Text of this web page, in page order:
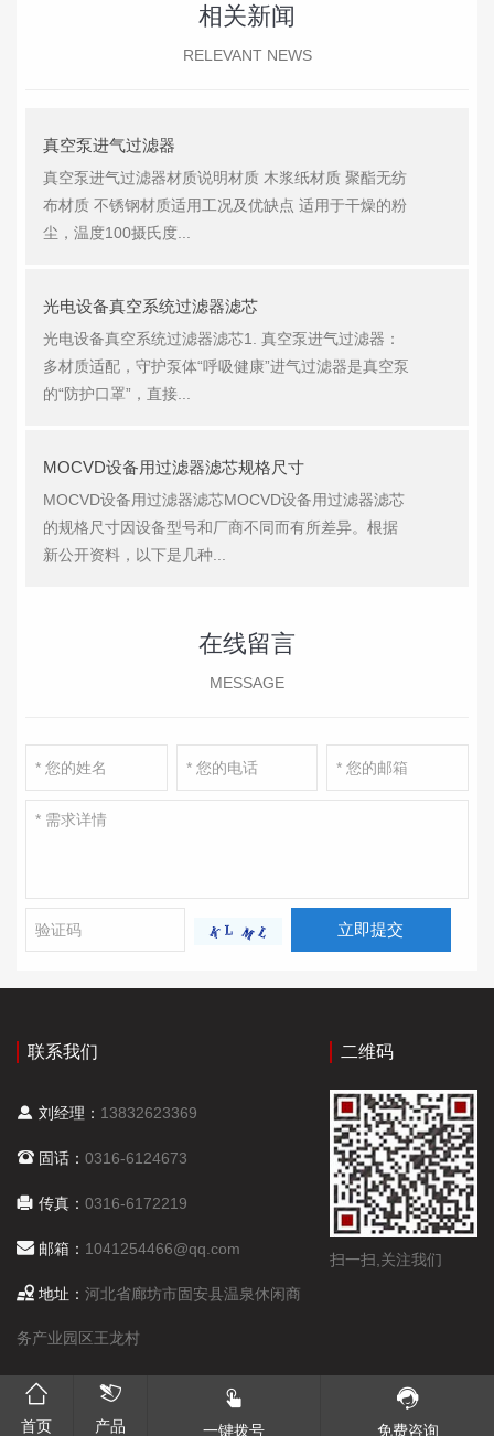
相关新闻
RELEVANT NEWS
真空泵进气过滤器
真空泵进气过滤器材质说明材质 木浆纸材质 聚酯无纺
布材质 不锈钢材质适用工况及优缺点 适用于干燥的粉
尘，温度100摄氏度...
光电设备真空系统过滤器滤芯
光电设备真空系统过滤器滤芯1. 真空泵进气过滤器：
多材质适配，守护泵体“呼吸健康”进气过滤器是真空泵
的“防护口罩”，直接...
MOCVD设备用过滤器滤芯规格尺寸
MOCVD设备用过滤器滤芯MOCVD设备用过滤器滤芯
的规格尺寸因设备型号和厂商不同而有所差异。根据
新公开资料，以下是几种...
在线留言
MESSAGE
立即提交
联系我们
刘经理： 13832623369
固话： 0316-6124673
传真： 0316-6172219
邮箱： 1041254466@qq.com
地址： 河北省廊坊市固安县温泉休闲商
务产业园区王龙村
二维码
扫一扫,关注我们
首页 产品 一键拨号 免费咨询